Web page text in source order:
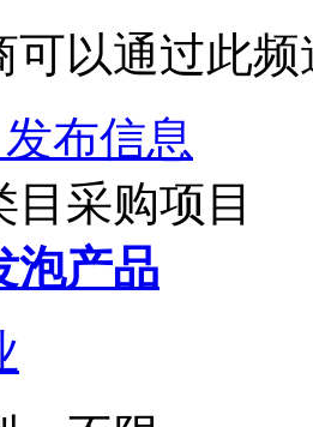
可以通过此
布信息
采购项目
泡产品